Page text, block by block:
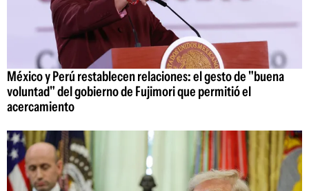
México y Perú restablecen relaciones: el gesto de "buena
voluntad" del gobierno de Fujimori que permitió el
acercamiento